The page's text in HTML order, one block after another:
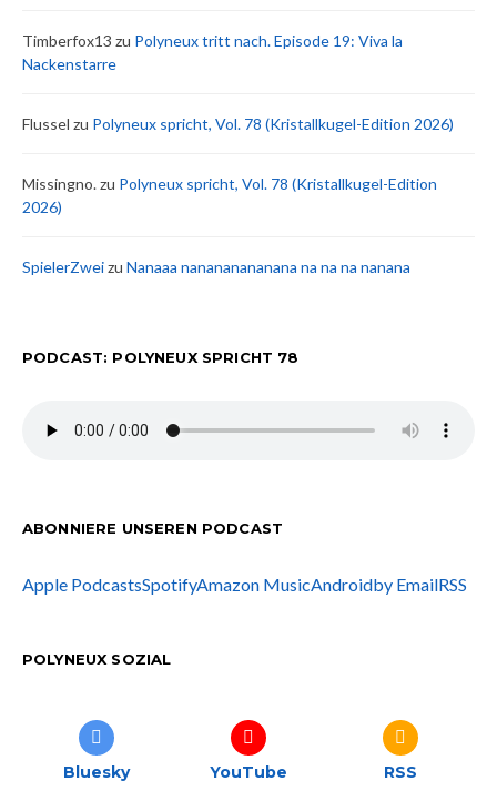
Timberfox13 zu Polyneux tritt nach. Episode 19: Viva la
Nackenstarre
Flussel zu Polyneux spricht, Vol. 78 (Kristallkugel-Edition 2026)
Missingno.zu Polyneux spricht, Vol. 78 (Kristallkugel-Edition
2026)
SpielerZweizu Nanaaa nanananananana na na na nanana
PODCAST: POLYNEUX SPRICHT 78
ABONNIERE UNSEREN PODCAST
Apple PodcastsSpotifyAmazon MusicAndroidby EmailRSS
POLYNEUX SOZIAL
Bluesky YouTube RSS